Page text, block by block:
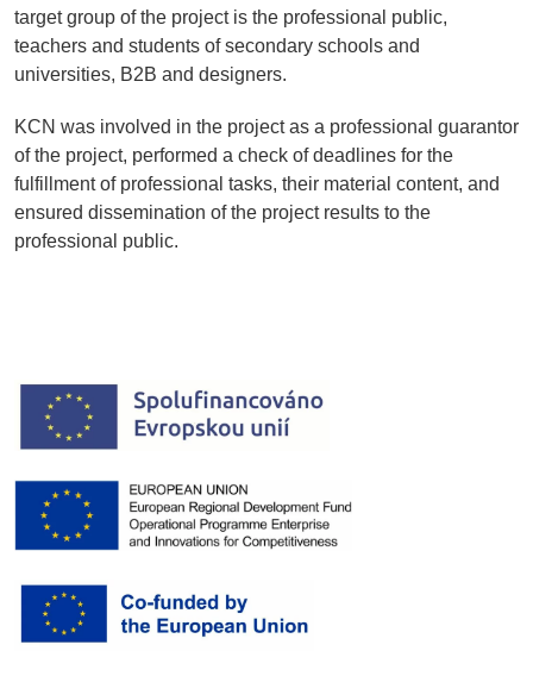
target group of the project is the professional public,
teachers and students of secondary schools and
universities, B2B and designers.
KCN was involved in the project as a professional guarantor
of the project, performed a check of deadlines for the
fulfillment of professional tasks, their material content, and
ensured dissemination of the project results to the
professional public.